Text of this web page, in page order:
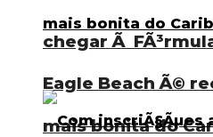
Eagle Beach Ã©
mais bonita do
chegar Ã